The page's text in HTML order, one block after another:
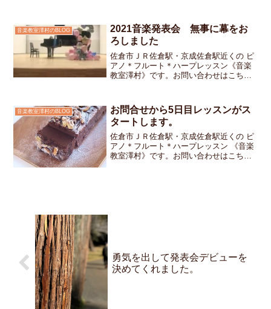
本美芽先生の「音楽力を伸ばす譜読みの
基本」セミナーを受講し...
音楽教室澤村のBLOG
2021音楽発表会 無事に幕をお
ろしました
佐倉市ＪＲ佐倉駅・京成佐倉駅近くの ピ
アノ＊フルート＊ハープレッスン《音楽
教室澤村》です。お問い合わせはこちら
さった生徒さんの中には「普段とは違う
スケジュール 大変だ...
音楽教室澤村のBLOG
お問合せから5日目レッスンがス
タートします。
佐倉市ＪＲ佐倉駅・京成佐倉駅近くの ピ
アノ＊フルート＊ハープレッスン 《音楽
教室澤村》です。お問い合わせはこちら
勇気を出して発表会デビューを
決めてくれました。